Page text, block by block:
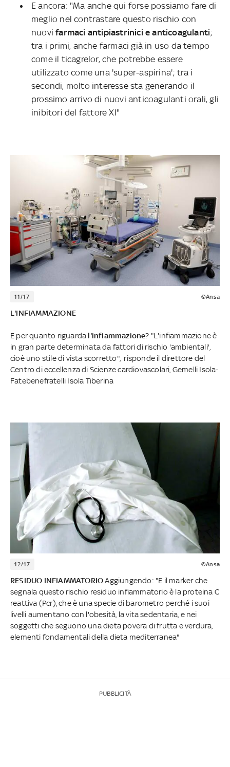
E ancora: "Ma anche qui forse possiamo fare di
meglio nel contrastare questo rischio con
nuovi farmaci antipiastrinici e anticoagulanti;
tra i primi, anche farmaci già in uso da tempo
come il ticagrelor, che potrebbe essere
utilizzato come una 'super-aspirina'; tra i
secondi, molto interesse sta generando il
prossimo arrivo di nuovi anticoagulanti orali, gli
inibitori del fattore XI"
11/17 ©Ansa
L'INFIAMMAZIONE
E per quanto riguarda l'infiammazione? "L'infiammazione è
in gran parte determinata da fattori di rischio 'ambientali',
cioè uno stile di vista scorretto", risponde il direttore del
Centro di eccellenza di Scienze cardiovascolari, Gemelli Isola-
Fatebenefratelli Isola Tiberina
12/17 ©Ansa
RESIDUO INFIAMMATORIOAggiungendo: "E il marker che
segnala questo rischio residuo infiammatorio è la proteina C
reattiva (Pcr), che è una specie di barometro perché i suoi
livelli aumentano con l'obesità, la vita sedentaria, e nei
soggetti che seguono una dieta povera di frutta e verdura,
elementi fondamentali della dieta mediterranea"
PUBBLICITÀ